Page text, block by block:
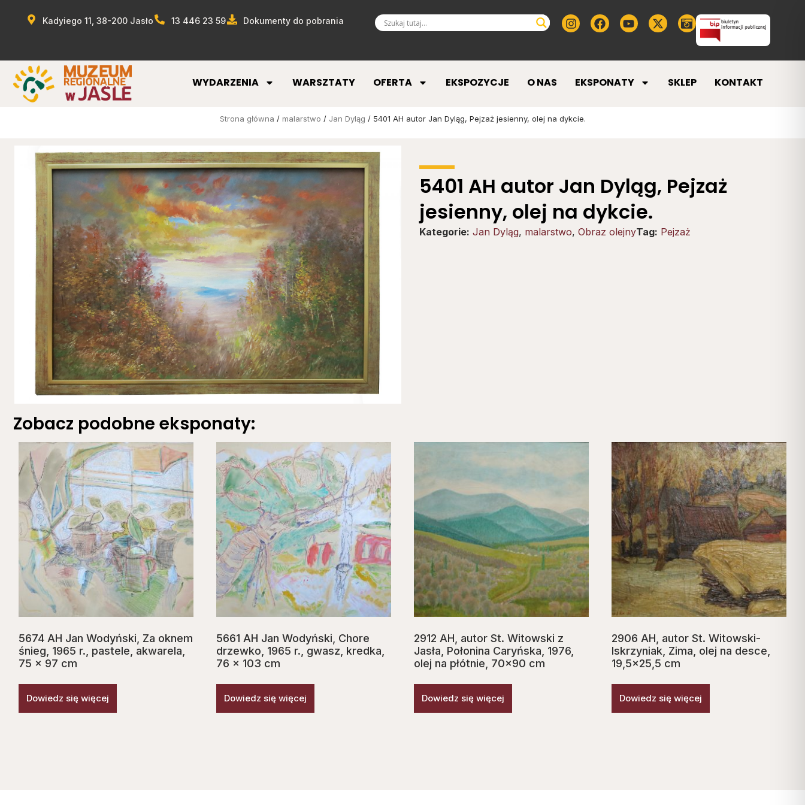
Kadyiego 11, 38-200 Jasło 13 446 23 59 Dokumenty do pobrania
WYDARZENIA WARSZTATY OFERTA EKSPOZYCJE O NAS EKSPONATY SKLEP KONTAKT
Strona główna / malarstwo / Jan Dyląg / 5401 AH autor Jan Dyląg, Pejzaż jesienny, olej na dykcie.
5401 AH autor Jan Dyląg, Pejzaż
jesienny, olej na dykcie.
Kategorie: Jan Dyląg, malarstwo, Obraz olejnyTag: Pejzaż
Zobacz podobne eksponaty:
5674 AH Jan Wodyński, Za oknem
śnieg, 1965 r., pastele, akwarela,
75 x 97 cm
Dowiedz się więcej
5661 AH Jan Wodyński, Chore
drzewko, 1965 r., gwasz, kredka,
76 x 103 cm
Dowiedz się więcej
2912 AH, autor St. Witowski z
Jasła, Połonina Caryńska, 1976,
olej na płótnie, 70×90 cm
Dowiedz się więcej
2906 AH, autor St. Witowski-
Iskrzyniak, Zima, olej na desce,
19,5×25,5 cm
Dowiedz się więcej